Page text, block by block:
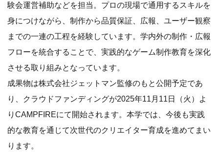
験会運営補助などを担当。プロの現場で通用するスキルを
身につけながら、制作から品質保証、広報、ユーザー観察
までの一連の工程を経験しています。学内外の制作・広報
フローを統合することで、実践的なゲーム制作教育を深化
させる取り組みとなっています。
成果物は株式会社ジェットマン監修のもと公開予定であ
り、クラウドファンディングが2025年11月11日（火）よ
りCAMPFIREにて開始されます。本学では、今後も実践
的な教育を通じて次世代のクリエイター育成を進めてまい
ります。